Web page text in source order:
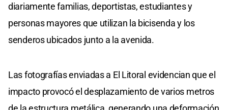
diariamente familias, deportistas, estudiantes y
personas mayores que utilizan la bicisenda y los
senderos ubicados junto a la avenida.
Las fotografías enviadas a El Litoral evidencian que el
impacto provocó el desplazamiento de varios metros